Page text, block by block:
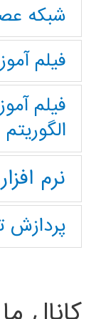
شبکه
فیلم
فیلم
نرم
پردازش